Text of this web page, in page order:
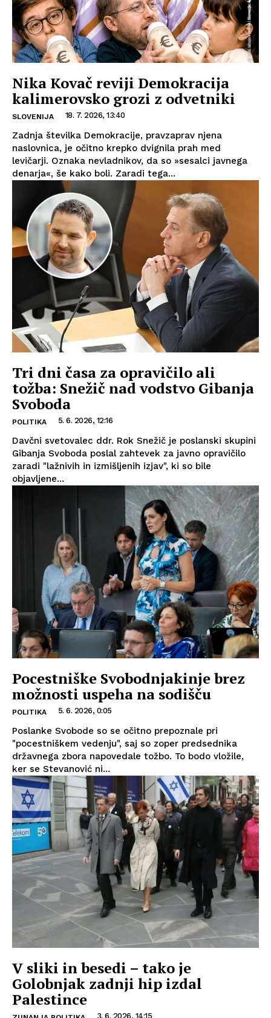
Nika Kovač reviji Demokracija
kalimerovsko grozi z odvetniki
SLOVENIJA 18. 7. 2026, 13:40
Zadnja številka Demokracije, pravzaprav njena
naslovnica, je očitno krepko dvignila prah med
levičarji. Oznaka nevladnikov, da so »sesalci javnega
denarja«, še kako boli. Zaradi tega...
Tri dni časa za opravičilo ali
tožba: Snežič nad vodstvo Gibanja
Svoboda
POLITIKA 5. 6. 2026, 12:16
Davčni svetovalec ddr. Rok Snežič je poslanski skupini
Gibanja Svoboda poslal zahtevek za javno opravičilo
zaradi "lažnivih in izmišljenih izjav", ki so bile
objavljene...
Pocestniške Svobodnjakinje brez
možnosti uspeha na sodišču
POLITIKA 5. 6. 2026, 0:05
Poslanke Svobode so se očitno prepoznale pri
"pocestniškem vedenju", saj so zoper predsednika
državnega zbora napovedale tožbo. To bodo vložile,
ker se Stevanović ni...
V sliki in besedi – tako je
Golobnjak zadnji hip izdal
Palestince
3. 6. 2026, 14:15